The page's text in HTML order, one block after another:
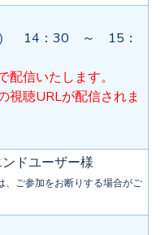
14：30 ～ 15：
信いたします。
視聴URLが配信されま
ドユーザー様
ご参加をお断りする場合がご